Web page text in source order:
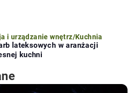
i urządzanie wnętrz/Kuchnia
lateksowych w aranżacji
kuchni